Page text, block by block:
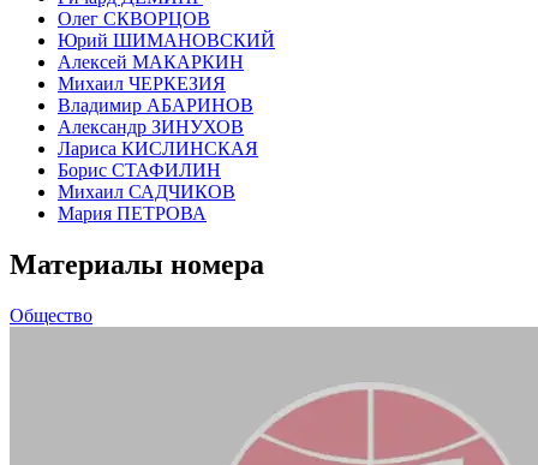
Олег СКВОРЦОВ
Юрий ШИМАНОВСКИЙ
Алексей МАКАРКИН
Михаил ЧЕРКЕЗИЯ
Владимир АБАРИНОВ
Александр ЗИНУХОВ
Лариса КИСЛИНСКАЯ
Борис СТАФИЛИН
Михаил САДЧИКОВ
Мария ПЕТРОВА
Материалы номера
Общество